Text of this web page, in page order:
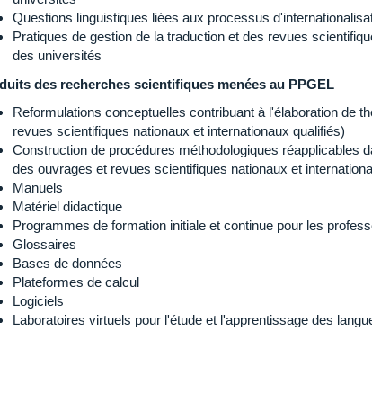
Questions linguistiques liées aux processus
Pratiques de gestion de la traduction et des revues
des universités
des recherches scientifiques menées au PPGEL
Reformulations conceptuelles contribuant à l'élaboration de
revues scientifiques nationaux et internationaux qualifiés)
Construction de procédures méthodologiques réapplicables
des ouvrages et revues scientifiques nationaux et
Manuels
Matériel didactique
Programmes de formation initiale et continue pour les
Glossaires
Bases de données
Plateformes de calcul
Logiciels
Laboratoires virtuels pour l'étude et l'apprentissage des